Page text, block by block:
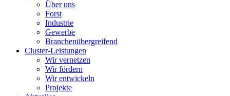
Über uns
Forst
Industrie
Gewerbe
Branchenübergreifend
Cluster-Leistungen
Wir vernetzen
Wir fördern
Wir entwickeln
Projekte